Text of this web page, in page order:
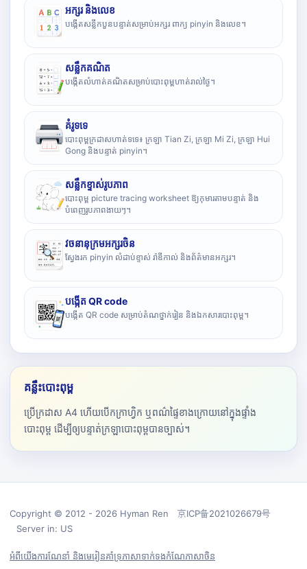
អក្សរ និងលេខ
បង្កើតសន្លឹកបួនបន្ទាត់សម្រាប់អក្សរ ពាក្យ pinyin និងលេខ។
សន្លឹកគណិត
បង្កើតលំហាត់គណិតសម្រាប់បោះពុម្ពហាត់រាល់ថ្ងៃ។
គំរូទទេ
បោះពុម្ពក្រដាសហាត់ទទេ៖ ក្រឡា Tian Zi, ក្រឡា Mi Zi, ក្រឡា Hui
Gong និងបន្ទាត់ pinyin។
សន្លឹកខ្ទាស់រូបភាព
បោះពុម្ព picture tracing worksheet ឱ្យកុមារតាមបន្ទាត់ និង
បំពេញរូបភាពងាយៗ។
វចនានុក្រមអក្សរចិន
ស្វែងរក pinyin លំដាប់ខ្ទាស់ រ៉ាឌីកាល់ និងព័ត៌មានអក្សរ។
បង្កើត QR code
បង្កើត QR code សម្រាប់តំណថ្នាក់រៀន និងឯកសារបោះពុម្ព។
គន្លឹះបោះពុម្ព
ប្រើក្រដាស A4 ហើយបើកក្រាហ្វិក ឬពណ៌ផ្ទៃខាងក្រោយនៅក្នុងផ្ទាំង
បោះពុម្ព ដើម្បីឲ្យបន្ទាត់ក្រឡាបោះពុម្ពបានច្បាស់។
Copyright © 2012 - 2026 Hyman Ren 京ICP备2021026679号
Server in: US
អំពីយើងការណែនាំ និងមេរៀនគាំទ្រភាសាទាក់ទងកំណែភាសាចិន